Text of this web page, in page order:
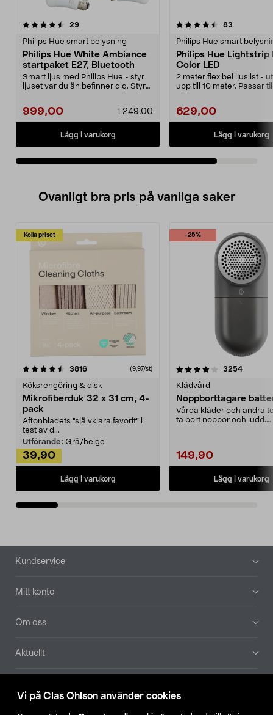
Vi på Clas Ohlson använder cookies
29recensioner
Philips Hue smart belysning
Philips Hue White Ambiance
startpaket E27, Bluetooth
Smart ljus med Philips Hue - styr
ljuset var du än befinner dig. Styr
1 249,00
999,00
Lägg i varukorg
4.5av 5 stjärnor 83
Philips Hue smart
Philips Hue Lightstrip
Color LED
2 meter flexibel ljuslist -
upp till 10 meter. Passar
629,00
Lägg i varukorg
Ovanligt bra pris på vanliga saker
Kolla priset
3816recensioner (9,97/st)
Köksrengöring & disk
Mikrofiberduk 32 x 31 cm, 4-
pack
Aftonbladets "självklara favorit” i
test av d...
Utförande: Grå/beige
39,90
Lägg i varukorg
-25%
4.0av 5 stjärnor 3254
Klädvård
Noppborttagare
Vårda kläder och andra
ta bort noppor och ludd.
149,90
Lägg i varukorg
4.5av 5 stjärnor
Sidfot
Kundservice
Mitt konto
Om oss
Aktuellt
Hitta butik